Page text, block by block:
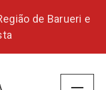
de Barueri e
Main